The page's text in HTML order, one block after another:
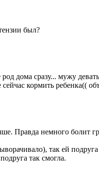
был?
дома сразу... мужу
кормить ребенка((
Правда немного болит
так ей
так смогла.